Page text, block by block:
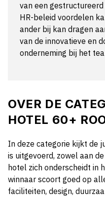
van een
HR-beleid voordelen
ander bij kan dragen
van de innovatieve en
onderneming bij het
OVER DE
HOTEL 60+
In deze categorie kijkt de
is uitgevoerd, zowel aan
hotel zich onderscheidt in
winnaar scoort goed op
faciliteiten, design,